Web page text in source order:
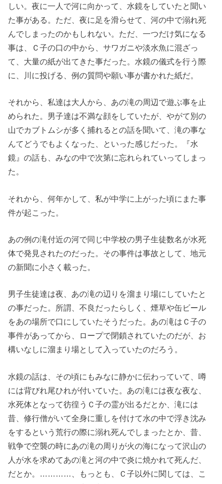
しい。夜に一人で河に向かって、水鏡をしていたと聞い
た事がある。ただ、夜に足を滑らせて、河の中で溺れ死
んでしまったのかもしれない。ただ、一つだけ気になる
事は、Ｃ子の口の中から、サワガニや淡水魚に混ざっ
て、大量の紙が出てきた事だった。水鏡の儀式を行う際
に、川に投げる、例の質問や願い事が書かれた紙だ。
それから、私達は大人から、あの滝の周辺で遊ぶ事を止
められた。男子達は不満な顔をしていたが、やがて別の
山でカブトムシが多く捕れるとの話を聞いて、滝の事な
んてどうでもよくなった、といった感じだった。『水
鏡』の話も、みなの中で次第に忘れられていってしまっ
た。
それから、何年かして、私が中学に上がった頃にまた事
件が起こった。
あの例の滝付近の河で同じ中学校の男子生徒数名が水死
体で発見されたのだった。その事件は事故として、地元
の新聞に小さく載った。
男子生徒達は夜、あの滝の辺りを溜まり場にしていたと
の事だった。所謂、不良だったらしく、煙草や缶ビール
をあの場所で口にしていたそうだった。あの滝はＣ子の
事件があってから、ロープで閉鎖されていたのだが、お
構いなしに溜まり場として入っていたのだろう。
水鏡の話は、その頃にもみなに静かに伝わっていて、噂
には背びれ尾ひれが付いていた。あの滝には夜な夜な、
水死体となって彷徨うＣ子の霊が出るだとか、滝には
昔、修行僧がいて全身に重しを付けて水の中で浮き沈み
をするという荒行の際に溺れ死んでしまったとか、昔、
戦争で空襲の時にあの滝の周りが火の海になって沢山の
人が水を求めてあの滝と河の中で炎に焼かれて死んだ、
だとか。…………、もっとも、Ｃ子以外に関しては、こ